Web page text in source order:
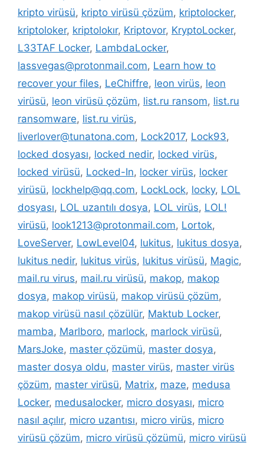
kripto virüsü, kripto virüsü çözüm, kriptolocker,
kriptoloker, kriptolokır, Kriptovor, KryptoLocker,
L33TAF Locker, LambdaLocker,
lassvegas@protonmail.com, Learn how to
recover your files, LeChiffre, leon virüs, leon
virüsü, leon virüsü çözüm, list.ru ransom, list.ru
ransomware, list.ru virüs,
liverlover@tunatona.com, Lock2017, Lock93,
locked dosyası, locked nedir, locked virüs,
locked virüsü, Locked-In, locker virüs, locker
virüsü, lockhelp@qq.com, LockLock, locky, LOL
dosyası, LOL uzantılı dosya, LOL virüs, LOL!
virüsü, look1213@protonmail.com, Lortok,
LoveServer, LowLevel04, lukitus, lukitus dosya,
lukitus nedir, lukitus virüs, lukitus virüsü, Magic,
mail.ru virus, mail.ru virüsü, makop, makop
dosya, makop virüsü, makop virüsü çözüm,
makop virüsü nasıl çözülür, Maktub Locker,
mamba, Marlboro, marlock, marlock virüsü,
MarsJoke, master çözümü, master dosya,
master dosya oldu, master virüs, master virüs
çözüm, master virüsü, Matrix, maze, medusa
Locker, medusalocker, micro dosyası, micro
nasıl açılır, micro uzantısı, micro virüs, micro
virüsü çözüm, micro virüsü çözümü, micro virüsü